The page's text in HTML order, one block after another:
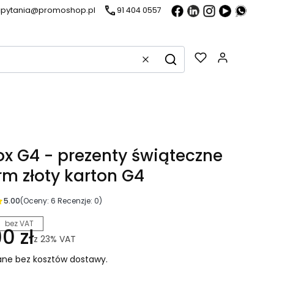
91 404 0557
WyczyśćSzukaj
G4 - prezenty świąteczne
złoty karton G4
5.00(Oceny: 6 Recenzje: 0)
bez VAT
złz 23% VAT
bez kosztów dostawy.